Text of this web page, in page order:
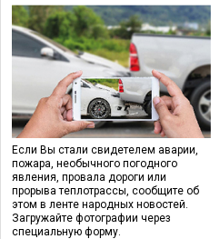
Если Вы стали свидетелем аварии,
пожара, необычного погодного
явления, провала дороги или
прорыва теплотрассы, сообщите об
этом в ленте народных новостей.
Загружайте фотографии через
специальную форму.